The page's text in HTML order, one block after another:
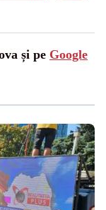
și pe Google